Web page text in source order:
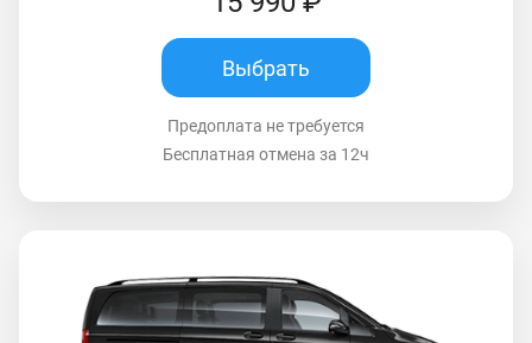
Выбрать
Предоплата не требуется
Бесплатная отмена за 12ч